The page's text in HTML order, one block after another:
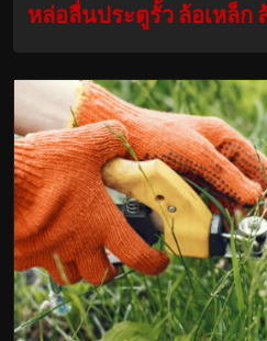
หล่อลื่นประตูรั้ว ล้อเหล็ก